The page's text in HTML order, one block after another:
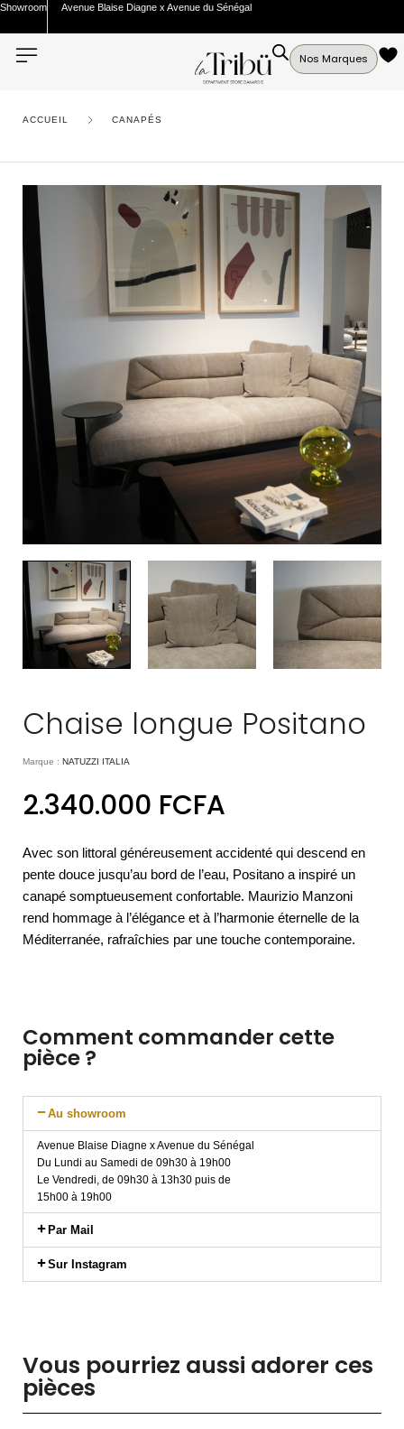
Showroom Avenue Blaise Diagne x Avenue du Sénégal
Nos Marques
ACCUEIL CANAPÉS
Chaise longue Positano
Marque : NATUZZI ITALIA
2.340.000 FCFA
Avec son littoral généreusement accidenté qui descend en
pente douce jusqu’au bord de l’eau, Positano a inspiré un
canapé somptueusement confortable. Maurizio Manzoni
rend hommage à l’élégance et à l’harmonie éternelle de la
Méditerranée, rafraîchies par une touche contemporaine.
Comment commander cette
pièce ?
Au showroom
Avenue Blaise Diagne x Avenue du Sénégal
Du Lundi au Samedi de 09h30 à 19h00
Le Vendredi, de 09h30 à 13h30 puis de
15h00 à 19h00
Par Mail
Sur Instagram
Vous pourriez aussi adorer ces
pièces